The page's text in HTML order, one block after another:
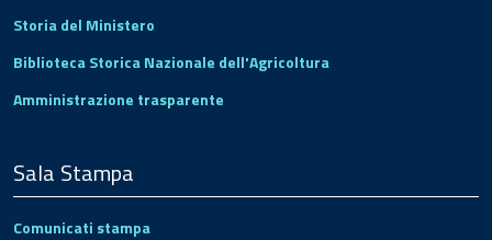
Storia del Ministero
Biblioteca Storica Nazionale dell'Agricoltura
Amministrazione trasparente
Sala Stampa
Comunicati stampa